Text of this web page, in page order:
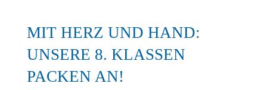
ein
tierisch
musikalischer
MIT HERZ UND HAND:
UNSERE 8. KLASSEN
PACKEN AN!